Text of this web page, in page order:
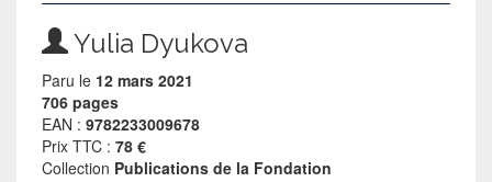
Yulia Dyukova
Paru le 12 mars 2021
706 pages
EAN :9782233009678
Prix TTC :78 €
Collection Publications de la Fondation